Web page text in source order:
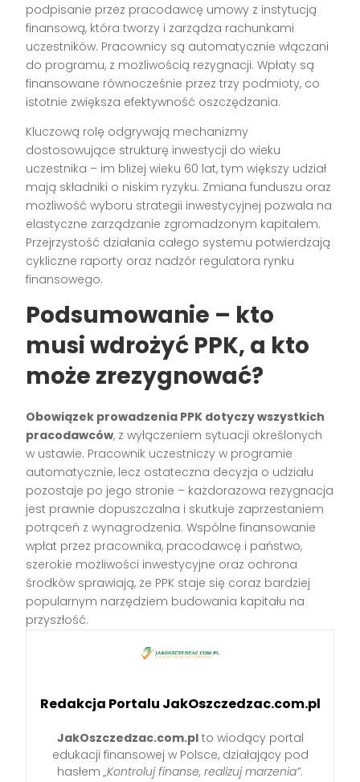
podpisanie przez pracodawcę umowy z instytucją
finansową, która tworzy i zarządza rachunkami
uczestników. Pracownicy są automatycznie włączani
do programu, z możliwością rezygnacji. Wpłaty są
finansowane równocześnie przez trzy podmioty, co
istotnie zwiększa efektywność oszczędzania.
Kluczową rolę odgrywają mechanizmy
dostosowujące strukturę inwestycji do wieku
uczestnika – im bliżej wieku 60 lat, tym większy udział
mają składniki o niskim ryzyku. Zmiana funduszu oraz
możliwość wyboru strategii inwestycyjnej pozwala na
elastyczne zarządzanie zgromadzonym kapitałem.
Przejrzystość działania całego systemu potwierdzają
cykliczne raporty oraz nadzór regulatora rynku
finansowego.
Podsumowanie – kto
musi wdrożyć PPK, a kto
może zrezygnować?
Obowiązek prowadzenia PPK dotyczy wszystkich
pracodawców, z wyłączeniem sytuacji określonych
w ustawie. Pracownik uczestniczy w programie
automatycznie, lecz ostateczna decyzja o udziału
pozostaje po jego stronie – każdorazowa rezygnacja
jest prawnie dopuszczalna i skutkuje zaprzestaniem
potrąceń z wynagrodzenia. Wspólne finansowanie
wpłat przez pracownika, pracodawcę i państwo,
szerokie możliwości inwestycyjne oraz ochrona
środków sprawiają, że PPK staje się coraz bardziej
popularnym narzędziem budowania kapitału na
przyszłość.
Redakcja Portalu JakOszczedzac.com.pl
JakOszczedzac.com.plto wiodący portal
edukacji finansowej w Polsce, działający pod
hasłem„Kontroluj finanse, realizuj marzenia”.